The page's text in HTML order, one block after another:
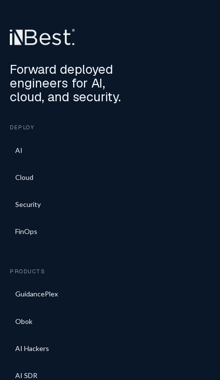
Forward deployed
engineers for AI,
cloud, and security.
DEPLOY
AI
Cloud
Security
FinOps
PRODUCTS
GuidancePlex
Obok
AI Hackers
AI SDR